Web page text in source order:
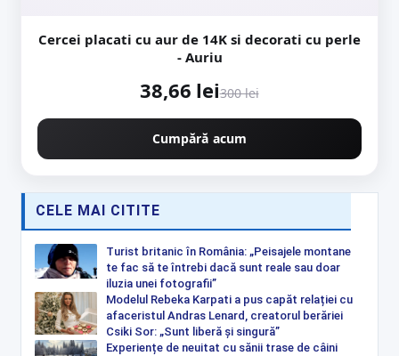
Cercei placati cu aur de 14K si decorati cu perle
- Auriu
38,66 lei300 lei
Cumpără acum
CELE MAI CITITE
Turist britanic în România: „Peisajele montane
te fac să te întrebi dacă sunt reale sau doar
iluzia unei fotografii”
Modelul Rebeka Karpati a pus capăt relației cu
afaceristul Andras Lenard, creatorul berăriei
Csiki Sor: „Sunt liberă și singură”
Experiențe de neuitat cu sănii trase de câini